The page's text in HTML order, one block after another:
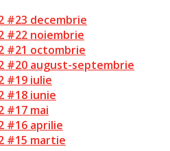
#23 decembrie
#22 noiembrie
#21 octombrie
#20 august-septembrie
#19 iulie
#18 iunie
#17 mai
#16 aprilie
#15 martie